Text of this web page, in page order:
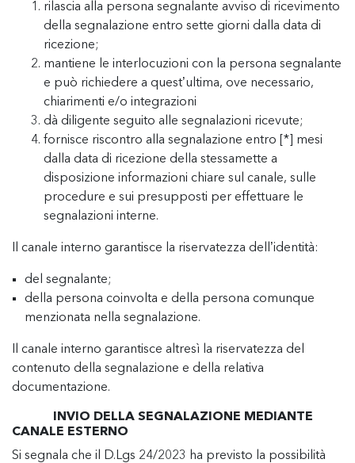
rilascia alla persona segnalante avviso di ricevimento
della segnalazione entro sette giorni dalla data di
ricezione;
mantiene le interlocuzioni con la persona segnalante
e può richiedere a quest’ultima, ove necessario,
chiarimenti e/o integrazioni
dà diligente seguito alle segnalazioni ricevute;
fornisce riscontro alla segnalazione entro [*] mesi
dalla data di ricezione della stessamette a
disposizione informazioni chiare sul canale, sulle
procedure e sui presupposti per effettuare le
segnalazioni interne.
Il canale interno garantisce la riservatezza dell’identità:
del segnalante;
della persona coinvolta e della persona comunque
menzionata nella segnalazione.
Il canale interno garantisce altresì la riservatezza del
contenuto della segnalazione e della relativa
documentazione.
INVIO DELLA SEGNALAZIONE MEDIANTE
CANALE ESTERNO
Si segnala che il D.Lgs 24/2023 ha previsto la possibilità